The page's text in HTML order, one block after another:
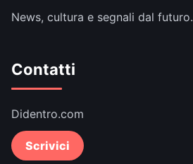
News, cultura e segnali dal futuro.
Contatti
Didentro.com
Scrivici